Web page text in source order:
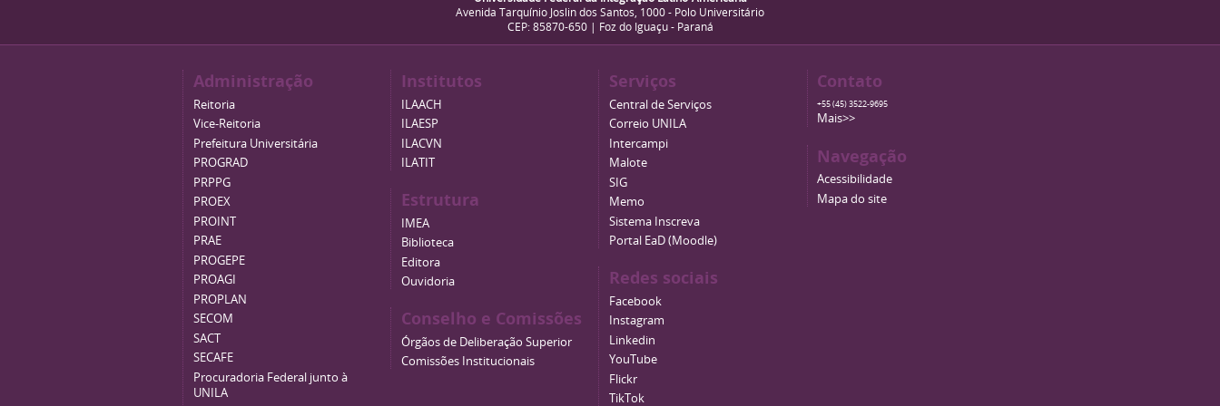
Avenida Tarquínio Joslin dos Santos, 1000 - Polo Universitário
CEP: 85870-650 | Foz do Iguaçu - Paraná
Administração
Reitoria
Vice-Reitoria
Prefeitura Universitária
PROGRAD
PRPPG
PROEX
PROINT
PRAE
PROGEPE
PROAGI
PROPLAN
SECOM
SACT
SECAFE
Procuradoria Federal junto à
UNILA
Institutos
ILAACH
ILAESP
ILACVN
ILATIT
Estrutura
IMEA
Biblioteca
Editora
Ouvidoria
Conselho e Comissões
Órgãos de Deliberação Superior
Comissões Institucionais
Serviços
Central de Serviços
Correio UNILA
Intercampi
Malote
SIG
Memo
Sistema Inscreva
Portal EaD (Moodle)
Redes sociais
Facebook
Instagram
Linkedin
YouTube
Flickr
TikTok
Contato
+55 (45) 3522-9695
Mais>>
Navegação
Acessibilidade
Mapa do site